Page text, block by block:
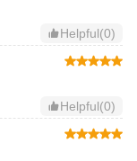
Helpful(0)
Helpful(0)